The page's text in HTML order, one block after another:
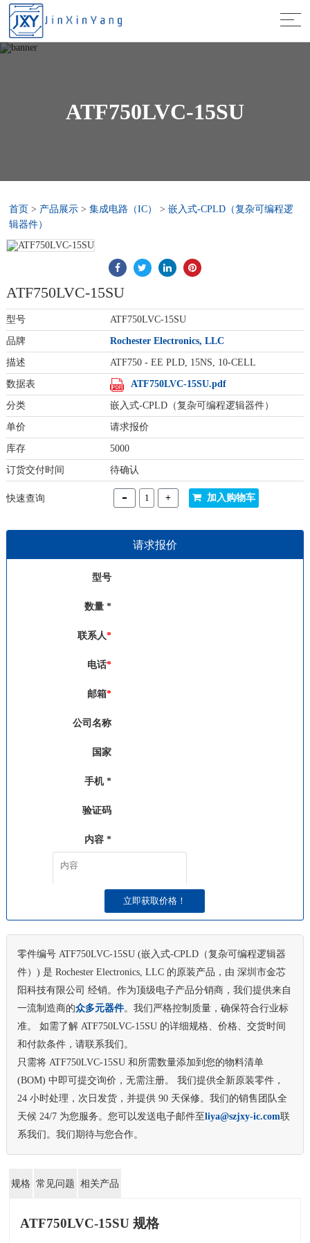
ATF750LVC-15SU
首页 > 产品展示 >集成电路（IC） >嵌入式-CPLD（复杂可编程逻
辑器件）
ATF750LVC-15SU
型号 ATF750LVC-15SU
品牌 Rochester Electronics, LLC
描述 ATF750 - EE PLD, 15NS, 10-CELL
数据表 ATF750LVC-15SU.pdf
分类 嵌入式-CPLD（复杂可编程逻辑器件）
单价 请求报价
库存 5000
订货交付时间 待确认
快速查询 - + 加入购物车
请求报价
型号
数量 *
联系人*
电话*
邮箱*
公司名称
国家
手机 *
验证码
请发送短信收到的验证码
内容 *
零件编号 ATF750LVC-15SU (嵌入式-CPLD（复杂可编程逻辑器
件）) 是 Rochester Electronics, LLC 的原装产品，由 深圳市金芯
阳科技有限公司 经销。作为顶级电子产品分销商，我们提供来自
一流制造商的众多元器件。我们严格控制质量，确保符合行业标
准。 如需了解 ATF750LVC-15SU 的详细规格、价格、交货时间
和付款条件，请联系我们。
只需将 ATF750LVC-15SU 和所需数量添加到您的物料清单
(BOM) 中即可提交询价，无需注册。 我们提供全新原装零件，
24 小时处理，次日发货，并提供 90 天保修。我们的销售团队全
天候 24/7 为您服务。您可以发送电子邮件至liya@szjxy-ic.com联
系我们。我们期待与您合作。
规格 常见问题 相关产品
ATF750LVC-15SU 规格